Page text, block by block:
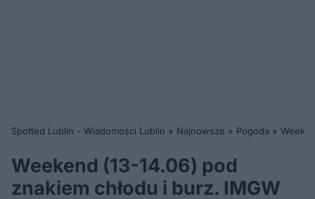
Spotted Lublin - Wiadomości Lublin » Najnowsze » Pogoda »
Weekend (13-14.06) pod
znakiem chłodu i burz. IMGW